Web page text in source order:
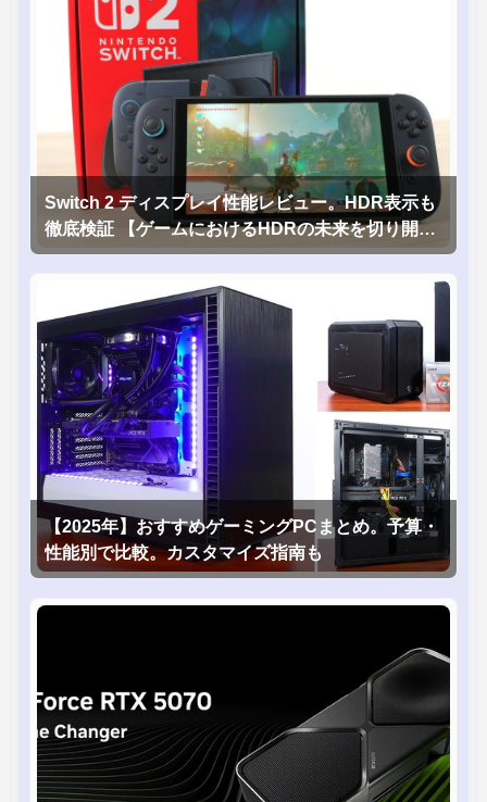
Switch 2 ディスプレイ性能レビュー。HDR表示も
徹底検証 【ゲームにおけるHDRの未来を切り開く
1台！】
【2025年】おすすめゲーミングPCまとめ。予算・
性能別で比較。カスタマイズ指南も